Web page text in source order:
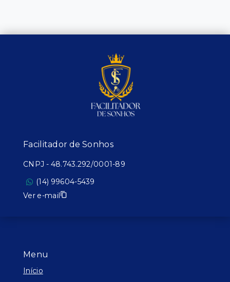
Menu
Início
Facilitador de Sonhos
CNPJ - 48.743.292/0001-89
(14) 99604-5439
Ver e-mail